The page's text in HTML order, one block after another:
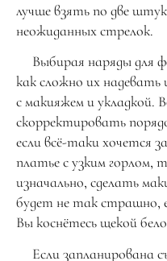
лучше взять по две
неожиданных стрелок.
Выбирая наряды для
как сложно их
с макияжем и укладкой.
скорректировать
если всё-таки хочется
платье с узким горлом,
изначально, сделать
будет не так страшно,
Вы коснётесь щекой
Если запланирована